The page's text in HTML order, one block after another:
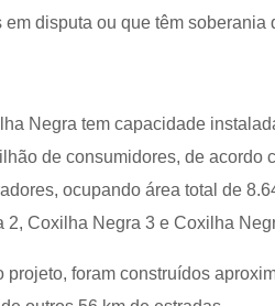
em disputa ou que têm
Negra tem capacidade
de consumidores, de acordo
ocupando área total de
2, Coxilha Negra 3 e Coxilha
projeto, foram construídos